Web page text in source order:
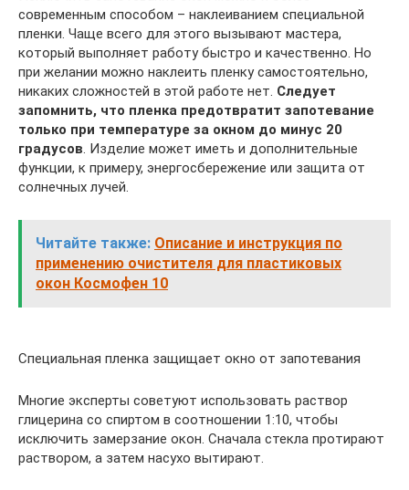
современным способом – наклеиванием специальной
пленки. Чаще всего для этого вызывают мастера,
который выполняет работу быстро и качественно. Но
при желании можно наклеить пленку самостоятельно,
никаких сложностей в этой работе нет. Следует
запомнить, что пленка предотвратит запотевание
только при температуре за окном до минус 20
градусов. Изделие может иметь и дополнительные
функции, к примеру, энергосбережение или защита от
солнечных лучей.
Читайте также: Описание и инструкция по
применению очистителя для пластиковых
окон Космофен 10
Специальная пленка защищает окно от запотевания
Многие эксперты советуют использовать раствор
глицерина со спиртом в соотношении 1:10, чтобы
исключить замерзание окон. Сначала стекла протирают
раствором, а затем насухо вытирают.